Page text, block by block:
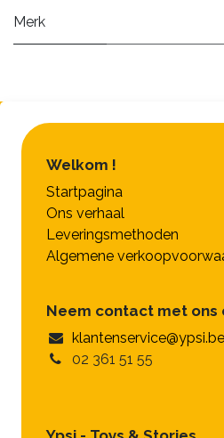
Merk
Welkom !
Startpagina
Ons verhaal
Leveringsmethoden
Algemene
Neem contact met ons
klantenservice@ypsi.be
02 361 51 55